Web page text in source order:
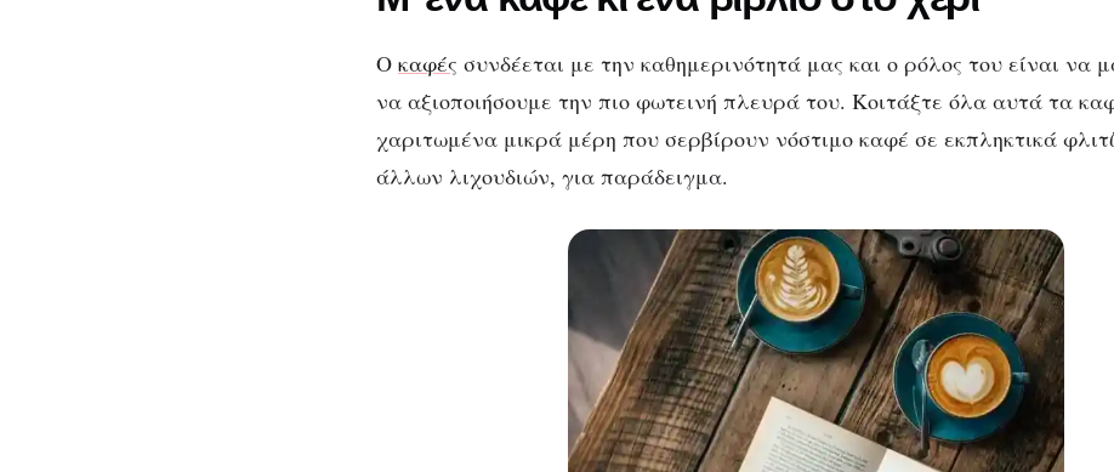
Ο καφές συνδέεται με την καθημερινότητά μας και ο ρόλος του είναι να
να αξιοποιήσουμε την πιο φωτεινή πλευρά του. Κοιτάξτε όλα αυτά τα
χαριτωμένα μικρά μέρη που σερβίρουν νόστιμο καφέ σε εκπληκτικά
άλλων λιχουδιών, για παράδειγμα.